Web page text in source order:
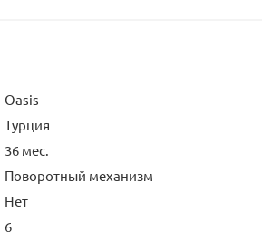
Oasis
Турция
36 мес.
Поворотный механизм
Нет
6